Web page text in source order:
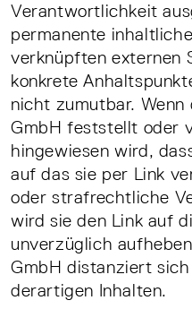
Verantwortlichkeit
permanente
verknüpften externen
konkrete
nicht zumutbar. Wenn
GmbH feststellt oder
hingewiesen wird,
auf das sie per Link
oder strafrechtliche
wird sie den Link auf
unverzüglich
GmbH distanziert
derartigen Inhalten.